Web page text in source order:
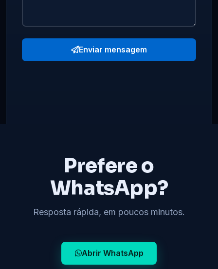
Enviar mensagem
Prefere o
WhatsApp?
Resposta rápida, em poucos minutos.
Abrir WhatsApp